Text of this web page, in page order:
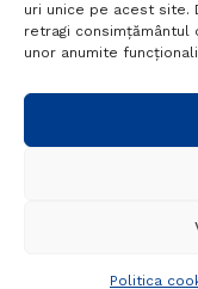
uri unice pe acest site.
retragi consimțământul
unor anumite
Politica
Termeni si
Politica